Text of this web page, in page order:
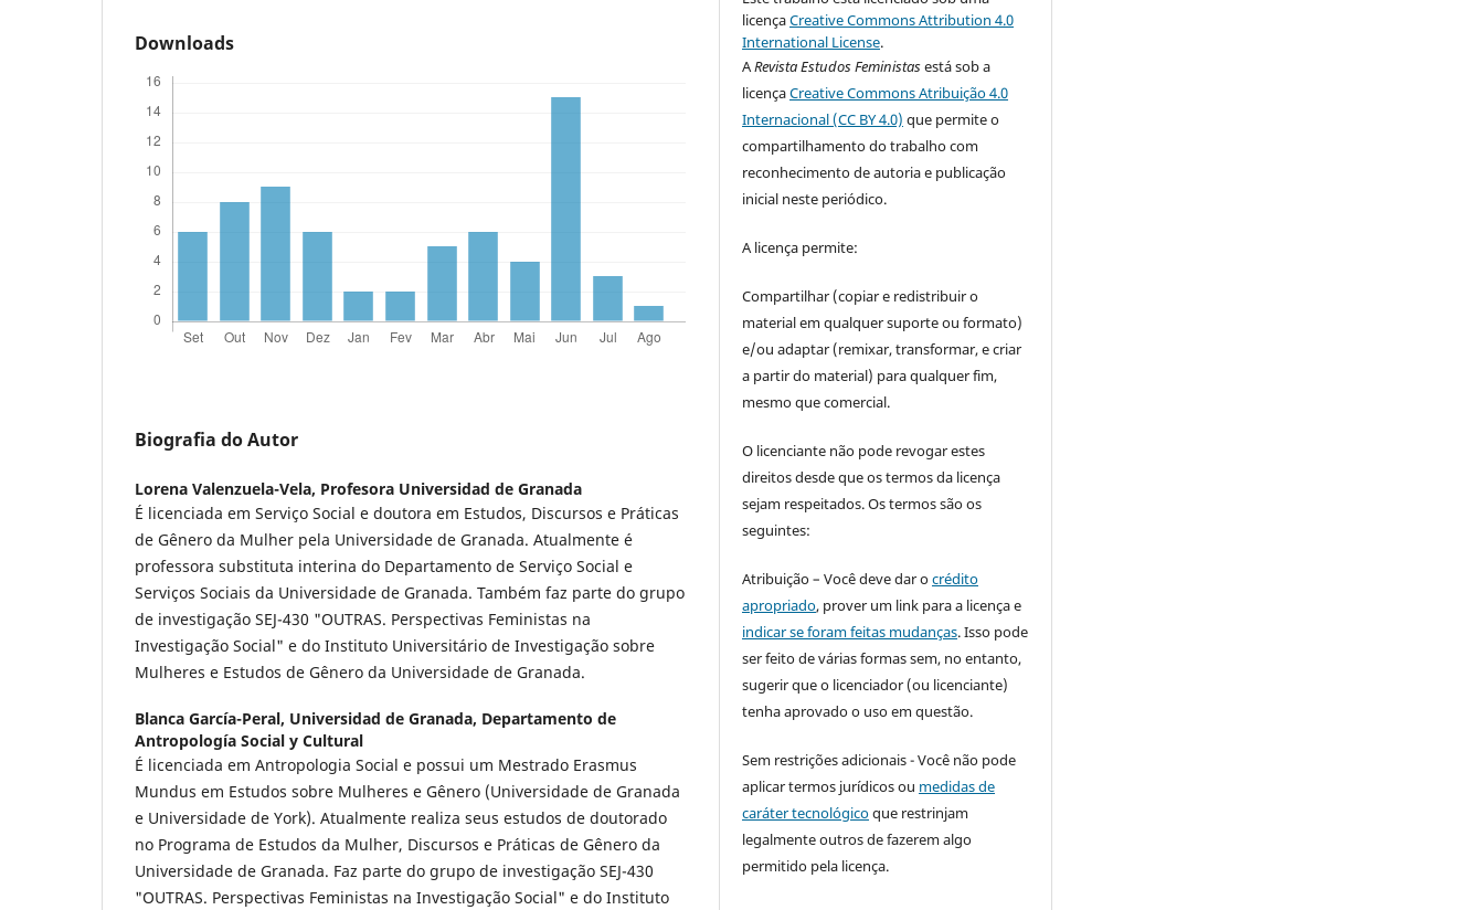
Downloads
Biografia do Autor
Lorena Valenzuela-Vela, Profesora Universidad de Granada
É licenciada em Serviço Social e doutora em Estudos, Discursos e Práticas
de Gênero da Mulher pela Universidade de Granada. Atualmente é
professora substituta interina do Departamento de Serviço Social e
Serviços Sociais da Universidade de Granada. Também faz parte do grupo
de investigação SEJ-430 "OUTRAS. Perspectivas Feministas na
Investigação Social" e do Instituto Universitário de Investigação sobre
Mulheres e Estudos de Gênero da Universidade de Granada.
Blanca García-Peral, Universidad de Granada, Departamento de
Antropología Social y Cultural
É licenciada em Antropologia Social e possui um Mestrado Erasmus
Mundus em Estudos sobre Mulheres e Gênero (Universidade de Granada
e Universidade de York). Atualmente realiza seus estudos de doutorado
no Programa de Estudos da Mulher, Discursos e Práticas de Gênero da
Universidade de Granada. Faz parte do grupo de investigação SEJ-430
"OUTRAS. Perspectivas Feministas na Investigação Social" e do Instituto
licençaCreative Commons Attribution 4.0
International License.
ARevista Estudos Feministasestá sob a
licençaCreative Commons Atribuição 4.0
Internacional (CC BY 4.0) que permite o
compartilhamento do trabalho com
reconhecimento de autoria e publicação
inicial neste periódico.
A licença permite:
Compartilhar (copiar e redistribuir o
material em qualquer suporte ou formato)
e/ou adaptar (remixar, transformar, e criar
a partir do material) para qualquer fim,
mesmo que comercial.
O licenciante não pode revogar estes
direitos desde que os termos da licença
sejam respeitados. Os termos são os
seguintes:
Atribuição – Você deve dar ocrédito
apropriado, prover um link para a licença e
indicar se foram feitas mudanças. Isso pode
ser feito de várias formas sem, no entanto,
sugerir que o licenciador (ou licenciante)
tenha aprovado o uso em questão.
Sem restrições adicionais - Você não pode
aplicar termos jurídicos ou medidas de
caráter tecnológicoque restrinjam
legalmente outros de fazerem algo
permitido pela licença.